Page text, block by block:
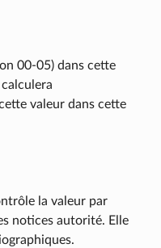
00-05) dans cette
valeur dans cette
la valeur par
notices autorité. Elle